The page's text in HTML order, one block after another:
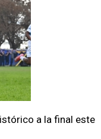
a la final este